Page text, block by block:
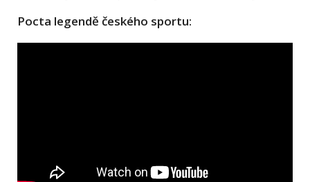
Pocta legendě českého sportu: